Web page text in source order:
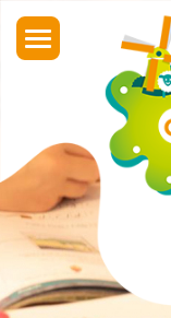
Toggle